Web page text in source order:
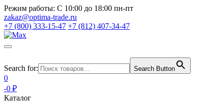
Режим работы: С 10:00 до 18:00 пн-пт
zakaz@optima-trade.ru
+7 (800) 333-15-47 +7 (812) 407-34-47
Search for: Search Button
0
-0 ₽
Каталог